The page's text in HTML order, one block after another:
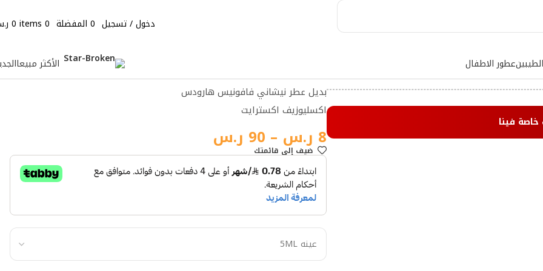
دخول / تسجيل 0 المفضلة 0
items
0
عطور الاطفال الأكثر مبيعا اكسترايت
خاصة فينا
بديل عطر نيشاني فافونيس هارودس
اكسليوزيف اكسترايت
8 ر.س –
90 ر.س ضيف إلي قائمتك